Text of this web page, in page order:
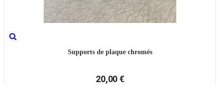
Supports de plaque chromés
20,00 €